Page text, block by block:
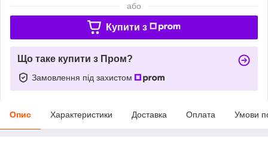
або
Купити з
Що таке купити з Пром?
Замовлення під захистом
Опис Характеристики Доставка Оплата Умови